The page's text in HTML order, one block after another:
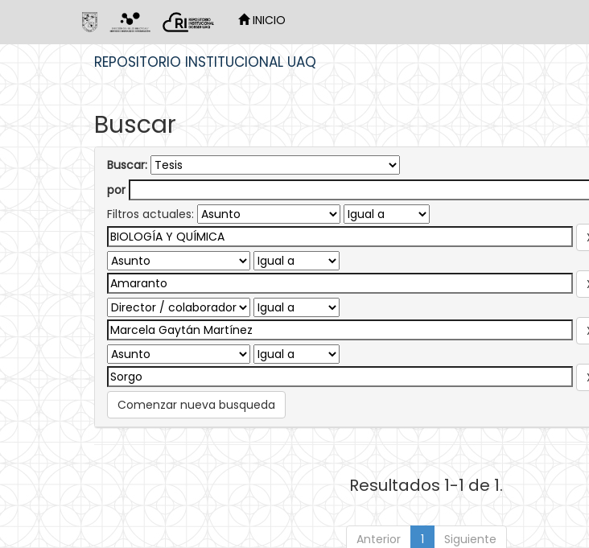
INICIO
REPOSITORIO INSTITUCIONAL UAQ
Buscar
Buscar:
por
Filtros actuales:
Comenzar nueva busqueda
Resultados 1-1 de 1.
Anterior 1 Siguiente